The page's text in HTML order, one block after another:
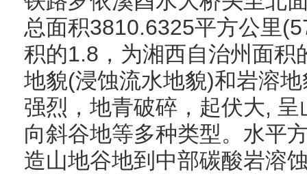
总面积3810.6325平方公里
积的1.8，为湘西自治州面积
地貌(浸蚀流水地貌)和岩溶
强烈，地青破碎，起伏大,
向斜谷地等多种类型。水平
造山地谷地到中部碳酸岩溶